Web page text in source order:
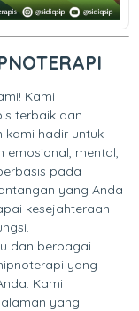
Kami
terbaik dan
kami hadir untuk
emosional, mental,
pada
yang Anda
kesejahteraan
dan berbagai
yang
Kami
yang